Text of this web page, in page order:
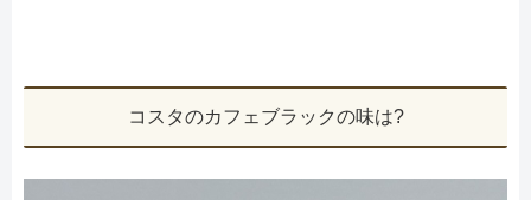
コスタのカフェブラックの味は?